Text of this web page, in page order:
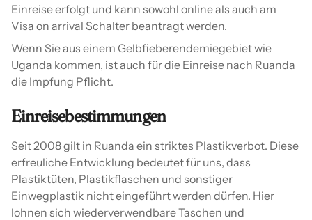
Einreise erfolgt und kann sowohl online als auch am
Visa on arrival Schalter beantragt werden.
Wenn Sie aus einem Gelbfieberendemiegebiet wie
Uganda kommen, ist auch für die Einreise nach Ruanda
die Impfung Pflicht.
Einreisebestimmungen
Seit 2008 gilt in Ruanda ein striktes Plastikverbot. Diese
erfreuliche Entwicklung bedeutet für uns, dass
Plastiktüten, Plastikflaschen und sonstiger
Einwegplastik nicht eingeführt werden dürfen. Hier
lohnen sich wiederverwendbare Taschen und